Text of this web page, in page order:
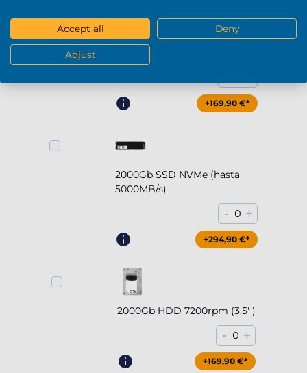
1000Gb SSD NVMe (hasta
+169,90 €*
2000Gb SSD NVMe (hasta
5000MB/s)
- 0 +
+294,90 €*
2000Gb HDD 7200rpm (3.5'')
- 0 +
+169,90 €*
Accept all Deny
Adjust